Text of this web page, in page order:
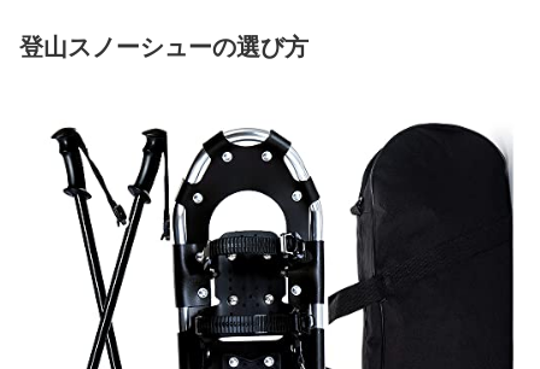
登山スノーシューの選び方